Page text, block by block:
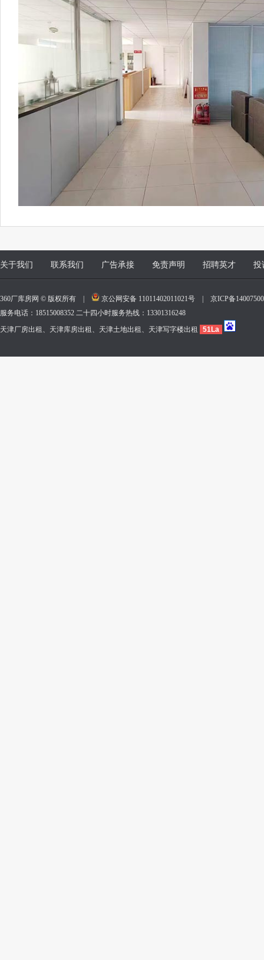
关于我们 联系我们 广告承接 免责声明 招聘英才 投
360厂库房网 © 版权所有 | 京公网安备 11011402011021号
京ICP备
服务电话：18515008352 二十四小时服务热线：13301316248
天津厂房出租、天津库房出租、天津土地出租、天津写字楼出租
51La